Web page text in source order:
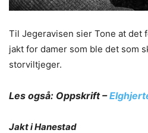
Til Jegeravisen sier Tone at det
jakt for damer som ble det som
storviltjeger.
Les også: Oppskrift –
Jakt i Hanestad